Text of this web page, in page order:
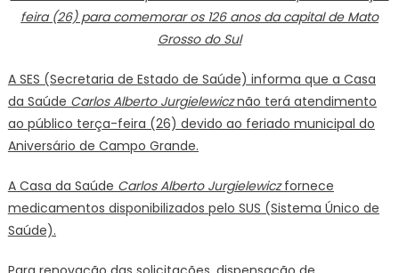
Grosso
feira (26) para comemorar os 126 anos da capital de Mato
Grosso do Sul
A SES (Secretaria de Estado de Saúde) informa que a Casa
da Saúde Carlos Alberto Jurgielewicznão terá atendimento
ao público terça-feira (26) devido ao feriado municipal do
Aniversário de Campo Grande.
A Casa da Saúde Carlos Alberto Jurgielewiczfornece
medicamentos disponibilizados pelo SUS (Sistema Único de
Saúde).